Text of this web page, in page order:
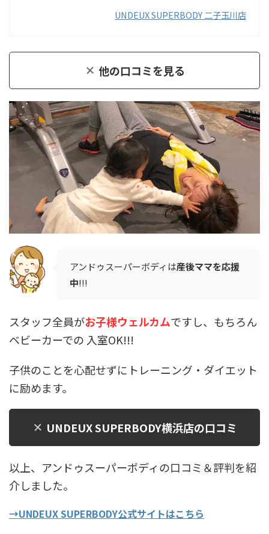
UNDEUX SUPERBODY 二子玉川店
他の口コミを見る
アンドゥスーパーボディは産後ママを応援
中!!!
スタッフ全員がお子様ウェルカムですし、もちろん
ベビーカーでの 入室OK!!!
子供のことを心配せずにトレーニング・ダイエット
に励めます。
UNDEUX SUPERBODY横浜店の口コミ
以上、アンドゥスーパーボディの口コミ＆評判を紹
介しました。
→UNDEUX SUPERBODY公式サイトはこちら